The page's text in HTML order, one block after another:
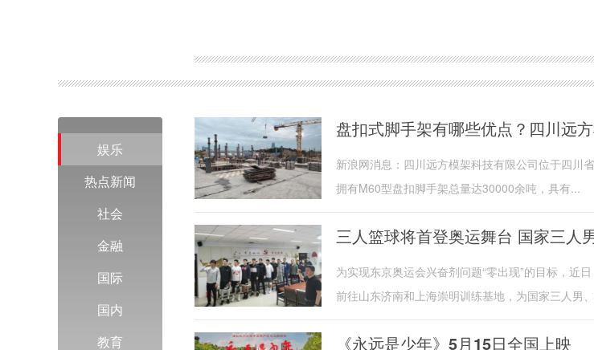
娱乐
热点新闻
社会
金融
国际
国内
教育
盘扣式脚手架有哪些优点？四川远
新浪网消息：四川远方模架科技有限公司位于四川
拥有M60型盘扣脚手架总量达30000余吨，具有...
三人篮球将首登奥运舞台 国家三人
为实现东京奥运会兴奋剂问题“零出现”的目标，近
前往山东济南和上海崇明训练基地，为国家三人男
《永远是少年》5月15日全国上映